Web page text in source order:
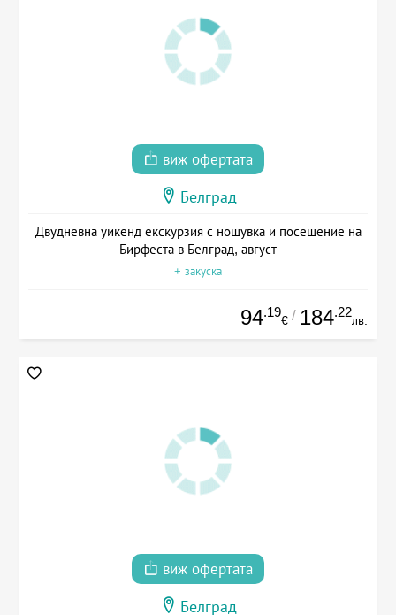
виж офертата
Белград
Двудневна уикенд екскурзия с нощувка и посещение на
Бирфеста в Белград, август
+ закуска
94.19
€ / 184.22
лв.
виж офертата
Белград